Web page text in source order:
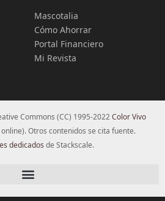
Mascotalia
Cómo Ahorrar
Portal Financiero
Mi Revista
Commons (CC) 1995-2022Color Vivo
Otros contenidos se cita fuente.
dedicados de Stackscale.